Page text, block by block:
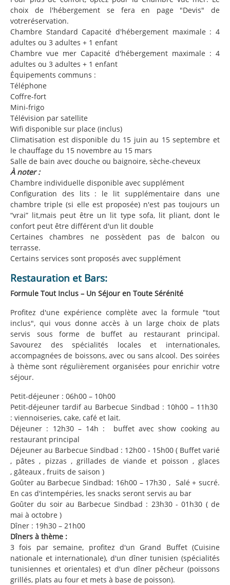
choix de l'hébergement se fera en page "Devis" de
votreréservation.
Chambre Standard Capacité d'hébergement maximale : 4
adultes ou 3 adultes + 1 enfant
Chambre vue mer Capacité d'hébergement maximale : 4
adultes ou 3 adultes + 1 enfant
Équipements communs :
Téléphone
Coffre-fort
Mini-frigo
Télévision par satellite
Wifi disponible sur place (inclus)
Climatisation est disponible du 15 juin au 15 septembre et
le chauffage du 15 novembre au 15 mars
Salle de bain avec douche ou baignoire, sèche-cheveux
À noter :
Chambre individuelle disponible avec supplément
Configuration des lits : le lit supplémentaire dans une
chambre triple (si elle est proposée) n'est pas toujours un
“vrai” lit,mais peut être un lit type sofa, lit pliant, dont le
confort peut être différent d'un lit double
Certaines chambres ne possèdent pas de balcon ou
terrasse.
Certains services sont proposés avec supplément
Restauration et Bars:
Formule Tout Inclus – Un Séjour en Toute Sérénité
Profitez d'une expérience complète avec la formule "tout
inclus", qui vous donne accès à un large choix de plats
servis sous forme de buffet au restaurant principal.
Savourez des spécialités locales et internationales,
accompagnées de boissons, avec ou sans alcool. Des soirées
à thème sont régulièrement organisées pour enrichir votre
séjour.
Petit-déjeuner : 06h00 – 10h00
Petit-déjeuner tardif au Barbecue Sindbad : 10h00 – 11h30
: viennoiseries, cake, café et lait.
Déjeuner : 12h30 – 14h : buffet avec show cooking au
restaurant principal
Déjeuner au Barbecue Sindbad : 12h00 - 15h00 ( Buffet varié
, pâtes , pizzas , grillades de viande et poisson , glaces
, gâteaux , fruits de saison )
Goûter au Barbecue Sindbad: 16h00 – 17h30 , Salé + sucré.
En cas d'intempéries, les snacks seront servis au bar
Goûter du soir au Barbecue Sindbad : 23h30 - 01h30 ( de
mai à octobre )
Dîner : 19h30 – 21h00
Dîners à thème :
3 fois par semaine, profitez d'un Grand Buffet (Cuisine
nationale et internationale), d'un dîner tunisien (spécialités
tunisiennes et orientales) et d'un dîner pêcheur (poissons
grillés, plats au four et mets à base de poisson).